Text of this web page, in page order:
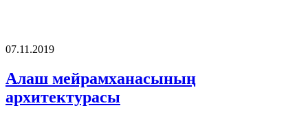
07.11.2019
Алаш мейрамханасының
архитектурасы